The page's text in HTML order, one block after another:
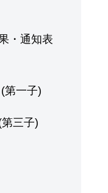
・通知表
第一子)
三子)